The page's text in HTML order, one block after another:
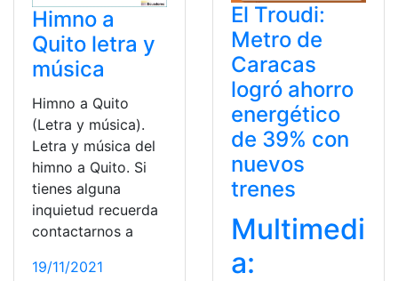
Himno a
Quito letra y
música
Himno a Quito
(Letra y música).
Letra y música del
himno a Quito. Si
tienes alguna
inquietud recuerda
contactarnos a
19/11/2021
El Troudi:
Metro de
Caracas
logró ahorro
energético
de 39% con
nuevos
trenes
Multimedi
a: